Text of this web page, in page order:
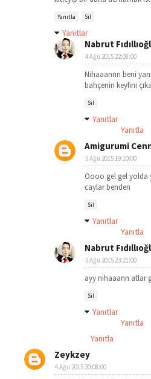
Yanıtla Sil
Yanıtlar
Nabrut
4 Ağu 2015 22:08:00
Nihaaannn beni
bahçenin keyfini
Sil
Yanıtlar
Yanıtla
Amigurumi
5 Ağu 2015 19:10:00
Oooo gel gel yolda
caylar benden
Sil
Yanıtlar
Yanıtla
Nabrut
5 Ağu 2015 23:21:00
ayy nihaaann atlar
Sil
Yanıtlar
Yanıtla
Yanıtla
Zeykzey
4 Ağu 2015 20:08:00